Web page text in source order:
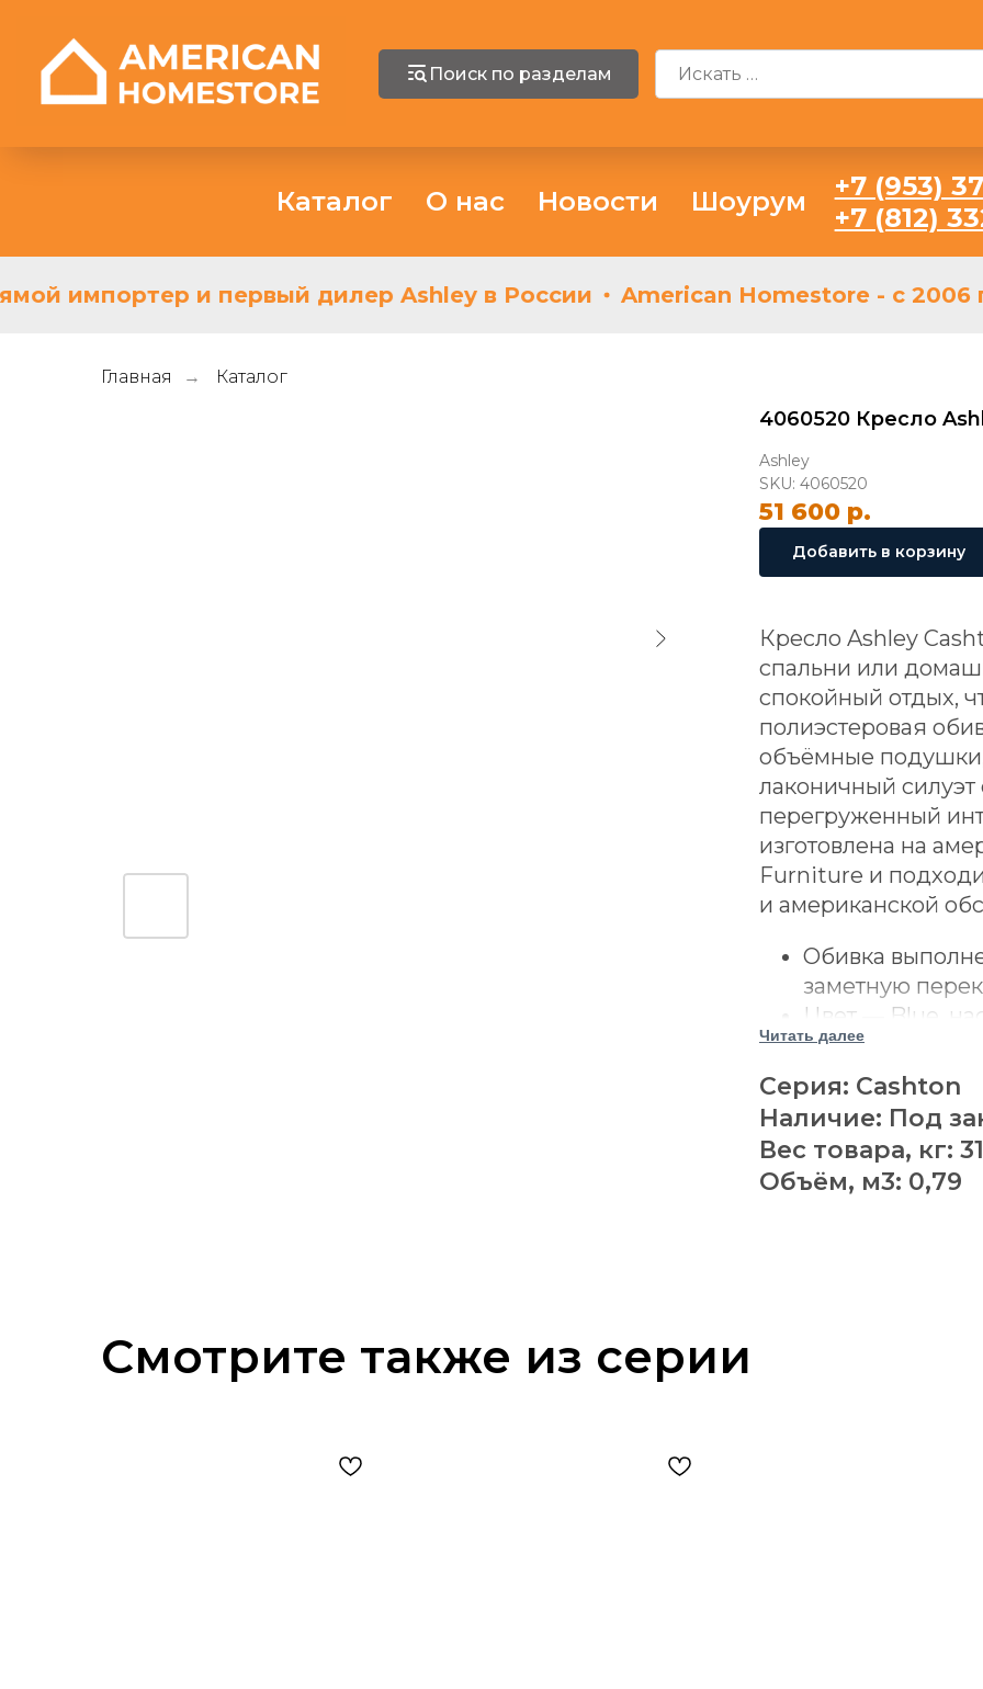
Поиск по разделам
Каталог О нас Новости Шоурум
+7 (953)
+7 (812)
импортер и первый дилер Ashley в России American Homestore - с 2006
Главная → Каталог
4060520 Кресло
Ashley
SKU: 4060520
51 600 р.
Добавить в корзину
Кресло Ashley
спальни или
спокойный отдых,
полиэстеровая
объёмные
лаконичный
перегруженный
изготовлена на
Furniture и
и американской
Обивка
заметную
Цвет — Blue,
сочетающийся
древесной
Каркас
устойчивости
Подушка
выполнена
мягким
Для ухода
Модель
Кресло Ashley
Читать далее
Серия: Cashton
Наличие: Под
Вес товара, кг:
Объём, м3: 0,79
Смотрите также из серии